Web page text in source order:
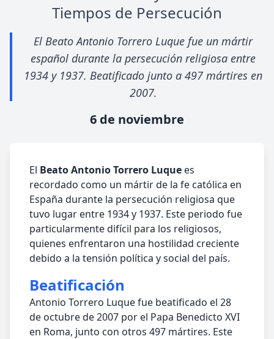
Tiempos de Persecución
El Beato Antonio Torrero Luque fue un mártir
español durante la persecución religiosa entre
1934 y 1937. Beatificado junto a 497 mártires en
2007.
6 de noviembre
El Beato Antonio Torrero Luque es
recordado como un mártir de la fe católica en
España durante la persecución religiosa que
tuvo lugar entre 1934 y 1937. Este periodo fue
particularmente difícil para los religiosos,
quienes enfrentaron una hostilidad creciente
debido a la tensión política y social del país.
Beatificación
Antonio Torrero Luque fue beatificado el 28
de octubre de 2007 por el Papa Benedicto XVI
en Roma, junto con otros 497 mártires. Este